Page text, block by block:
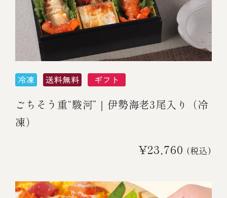
ごちそう重“駿河”｜伊勢海老3尾入り（冷
凍）
¥23,760 (税込)